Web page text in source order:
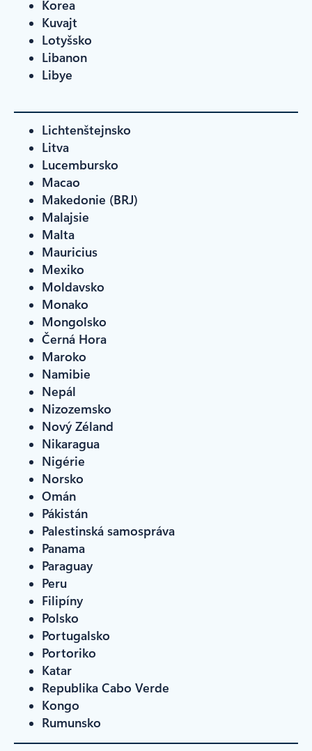
Korea
Kuvajt
Lotyšsko
Libanon
Libye
Lichtenštejnsko
Litva
Lucembursko
Macao
Makedonie (BRJ)
Malajsie
Malta
Mauricius
Mexiko
Moldavsko
Monako
Mongolsko
Černá Hora
Maroko
Namibie
Nepál
Nizozemsko
Nový Zéland
Nikaragua
Nigérie
Norsko
Omán
Pákistán
Palestinská samospráva
Panama
Paraguay
Peru
Filipíny
Polsko
Portugalsko
Portoriko
Katar
Republika Cabo Verde
Kongo
Rumunsko